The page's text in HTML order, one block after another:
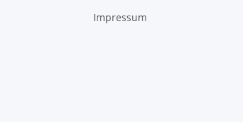
Impressum